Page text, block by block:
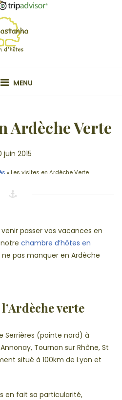
MENU
Ardèche Verte
juin 2015
»Les visites en Ardèche Verte
passer vos vacances en
chambre d’hôtes en
ne pas manquer en Ardèche
verte
Serrières (pointe nord) à
Tournon sur Rhône, St
situé à 100km de Lyon et
en fait sa particularité,